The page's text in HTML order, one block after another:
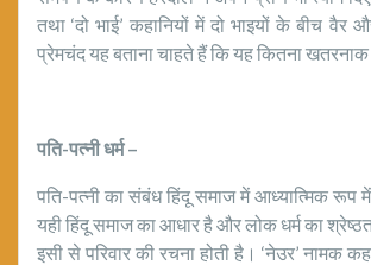
तथा ‘दो भाई’ कहानियों में दो भाइयों के बीच वैर
प्रेमचंद यह बताना चाहते हैं कि यह कितना
पति-पत्नी धर्म–
पति-पत्नी का संबंध हिंदू समाज में आध्यात्मिक रूप में
यही हिंदू समाज का आधार है और लोक धर्म का
इसी से परिवार की रचना होती है। ‘नेउर’ नामक